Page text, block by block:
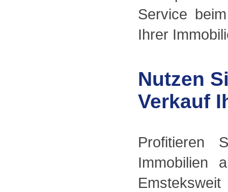
Service
Ihrer
Nutzen
Verkauf
Profitieren
Immobilien